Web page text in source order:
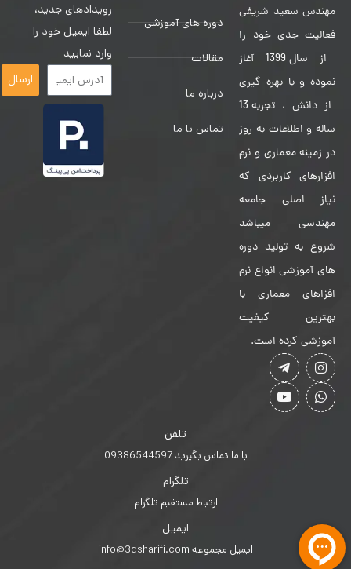
مهندس سعید شریفی
فعالیت جدی خود را
از سال 1399 آغاز
نموده و با بهره گیری
از دانش ، تجربه 13
ساله و اطلاعات به روز
در زمینه معماری و نرم
افزارهای کاربردی که
نیاز اصلی جامعه
مهندسی میباشد
شروع به تولید دوره
های آموزشی انواع نرم
افزاهای معماری با
بهترین کیفیت
آموزشی کرده است.
دوره های آموزشی
مقالات
درباره ما
تماس با ما
رویدادهای جدید،
لطفا ایمیل خود را
وارد نمایید
ارسال
تلفن
با ما تماس بگیرید 09386544597
تلگرام
ارتباط مستقیم تلگرام
ایمیل
ایمیل مجموعه info@3dsharifi.com